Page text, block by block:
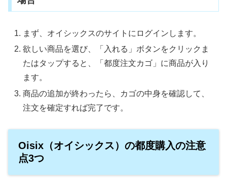
まず、オイシックスのサイトにログインします。
欲しい商品を選び、「入れる」ボタンをクリックま
たはタップすると、「都度注文カゴ」に商品が入り
ます。
商品の追加が終わったら、カゴの中身を確認して、
注文を確定すれば完了です。
Oisix（オイシックス）の都度購入の注意
点3つ